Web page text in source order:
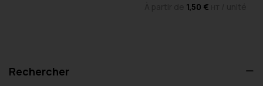
1,50 €
Rechercher